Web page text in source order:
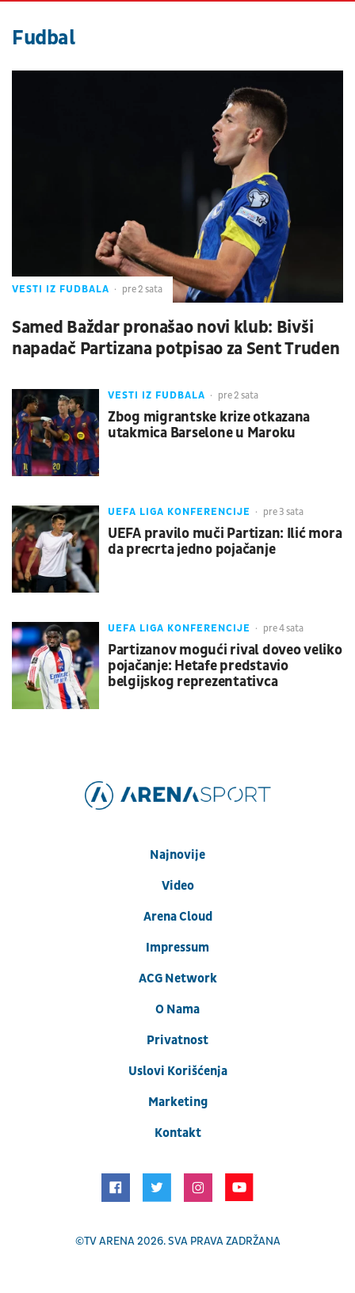
Fudbal
VESTI IZ FUDBALA pre 2 sata
Samed Baždar pronašao novi klub: Bivši
napadač Partizana potpisao za Sent Truden
VESTI IZ FUDBALA pre 2 sata
Zbog migrantske krize otkazana
utakmica Barselone u Maroku
UEFA LIGA KONFERENCIJE pre 3 sata
UEFA pravilo muči Partizan: Ilić mora
da precrta jedno pojačanje
UEFA LIGA KONFERENCIJE pre 4 sata
Partizanov mogući rival doveo veliko
pojačanje: Hetafe predstavio
belgijskog reprezentativca
Najnovije
Video
Arena Cloud
Impressum
ACG Network
O Nama
Privatnost
Uslovi Korišćenja
Marketing
Kontakt
©TV ARENA2026. SVA PRAVA ZADRŽANA